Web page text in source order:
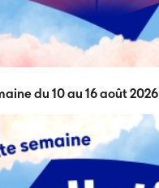
du 10 au 16 août 2026